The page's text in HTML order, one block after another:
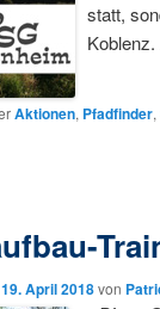
statt,
Aktionen, Pfadfinder,
19. April 2018von